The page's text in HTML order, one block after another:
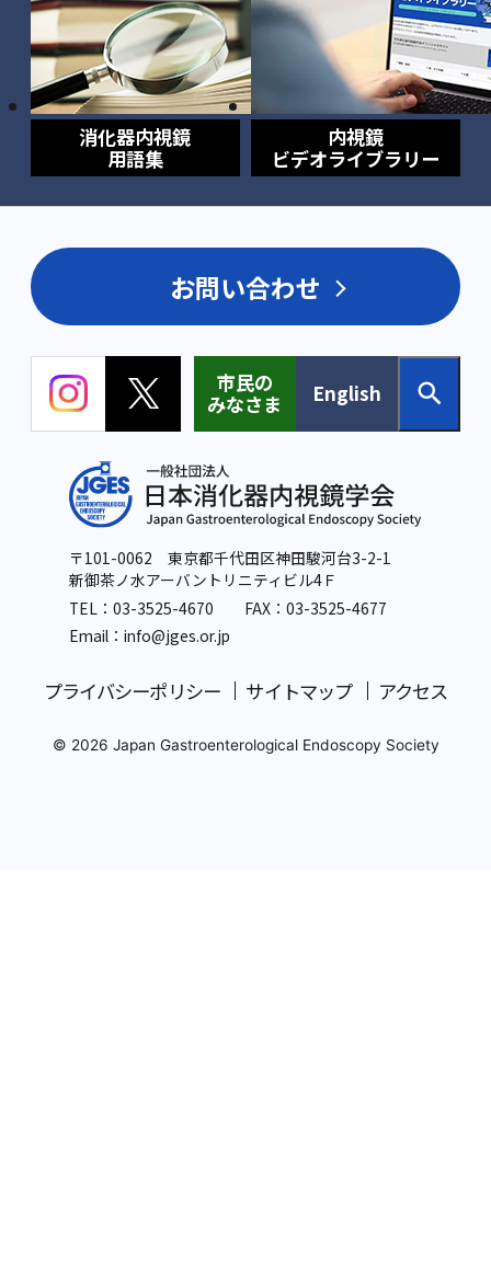
消化器内視鏡
用語集
内視鏡
ビデオライブラリー
お問い合わせ
市民の
みなさま
English
〒101-0062 東京都千代田区神田駿河台3-2-1
新御茶ノ水アーバントリニティビル4Ｆ
TEL：03-3525-4670 FAX：03-3525-4677
Email：info@jges.or.jp
プライバシーポリシー サイトマップ アクセス
© 2026 Japan Gastroenterological Endoscopy Society